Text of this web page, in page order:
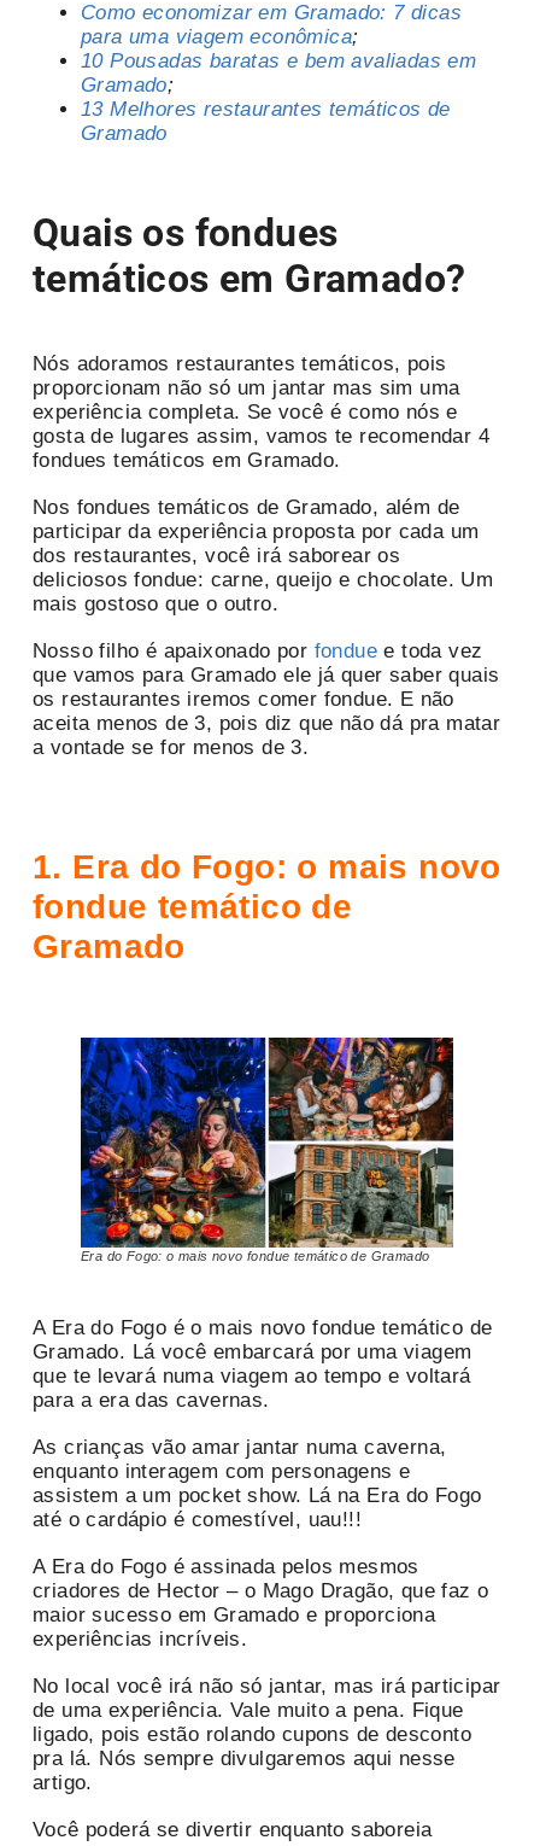
Como economizar em Gramado: 7 dicas
para uma viagem econômica;
10 Pousadas baratas e bem avaliadas em
Gramado;
13 Melhores restaurantes temáticos de
Gramado
Quais os fondues
temáticos em Gramado?
Nós adoramos restaurantes temáticos, pois
proporcionam não só um jantar mas sim uma
experiência completa. Se você é como nós e
gosta de lugares assim, vamos te recomendar 4
fondues temáticos em Gramado.
Nos fondues temáticos de Gramado, além de
participar da experiência proposta por cada um
dos restaurantes, você irá saborear os
deliciosos fondue: carne, queijo e chocolate. Um
mais gostoso que o outro.
Nosso filho é apaixonado por fondue e toda vez
que vamos para Gramado ele já quer saber quais
os restaurantes iremos comer fondue. E não
aceita menos de 3, pois diz que não dá pra matar
a vontade se for menos de 3.
1. Era do Fogo: o mais novo
fondue temático de
Gramado
Era do Fogo: o mais novo fondue temático de Gramado
A Era do Fogo é o mais novo fondue temático de
Gramado. Lá você embarcará por uma viagem
que te levará numa viagem ao tempo e voltará
para a era das cavernas.
As crianças vão amar jantar numa caverna,
enquanto interagem com personagens e
assistem a um pocket show. Lá na Era do Fogo
até o cardápio é comestível, uau!!!
A Era do Fogo é assinada pelos mesmos
criadores de Hector – o Mago Dragão, que faz o
maior sucesso em Gramado e proporciona
experiências incríveis.
No local você irá não só jantar, mas irá participar
de uma experiência. Vale muito a pena. Fique
ligado, pois estão rolando cupons de desconto
pra lá. Nós sempre divulgaremos aqui nesse
artigo.
Você poderá se divertir enquanto saboreia